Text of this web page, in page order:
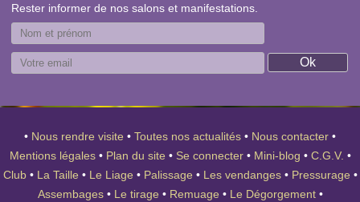
Rester informer de nos salons et manifestations.
• Nous rendre visite • Toutes nos actualités • Nous contacter •
Mentions légales • Plan du site • Se connecter • Mini-blog • C.G.V. •
Club • La Taille • Le Liage • Palissage • Les vendanges • Pressurage •
Assembages • Le tirage • Remuage • Le Dégorgement •